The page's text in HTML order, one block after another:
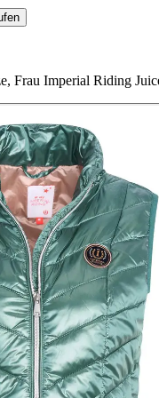
Frau Imperial Riding